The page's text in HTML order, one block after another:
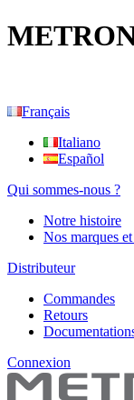
Français
Italiano
Español
Qui sommes-nous ?
Notre histoire
Nos marques
Distributeur
Commandes
Retours
Connexion